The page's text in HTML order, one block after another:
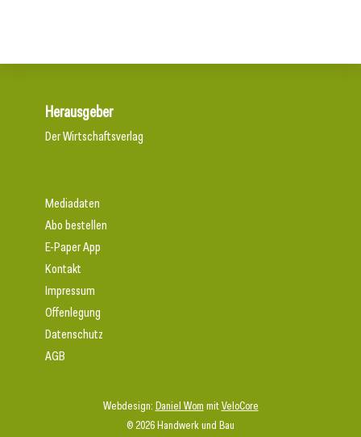
Herausgeber
Der Wirtschaftsverlag
© 2026 Handwerk und Bau
Webdesign: Daniel Wom mitVeloCore
Mediadaten
Abo bestellen
E-Paper App
Kontakt
Impressum
Offenlegung
Datenschutz
AGB